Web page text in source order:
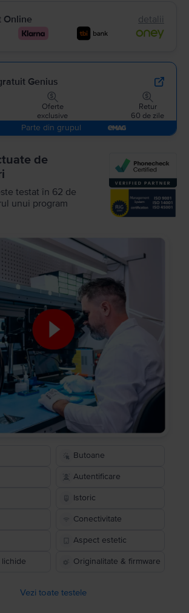
Online detalii
Genius
Oferte
exclusive
Retur
60 de zile
Parte din grupul
de
testat în 62 de
unui program
Butoane
Autentificare
Istoric
Conectivitate
Aspect estetic
Originalitate & firmware
Vezi toate testele